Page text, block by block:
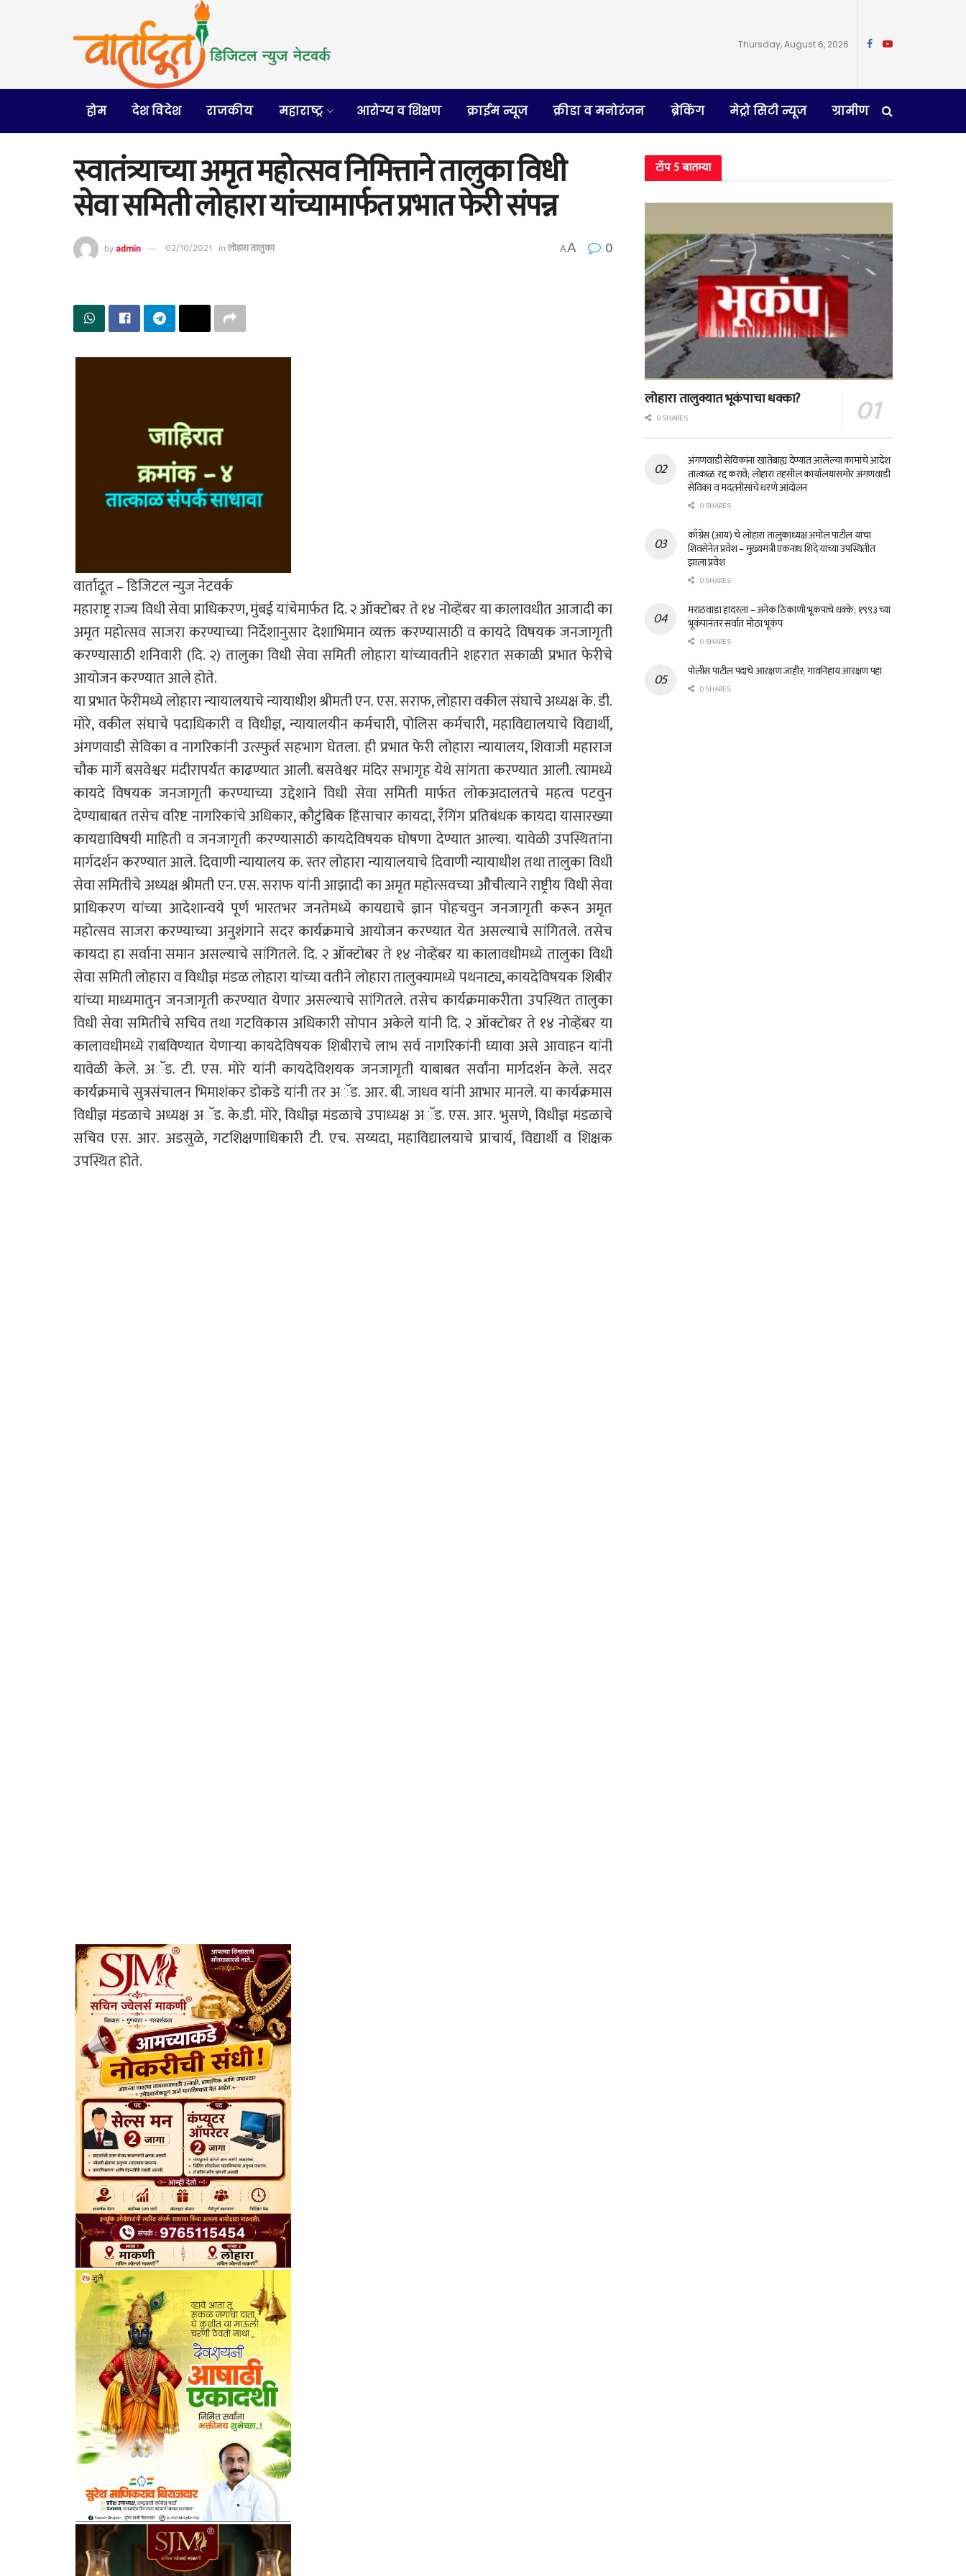
Thursday, August 6, 2026
होम देश विदेश राजकीय महाराष्ट्र आरोग्य व शिक्षण क्राईम न्यूज क्रीडा व मनोरंजन ब्रेकिंग मेट्रो सिटी न्यूज ग्रामीण
स्वातंत्र्याच्या अमृत महोत्सव निमित्ताने तालुका विधी
सेवा समिती लोहारा यांच्यामार्फत प्रभात फेरी संपन्न
byadmin 02/10/2021 inलोहारा तालुका AA 0
वार्तादूत – डिजिटल न्युज नेटवर्क
महाराष्ट्र राज्य विधी सेवा प्राधिकरण, मुंबई यांचेमार्फत दि. २ ऑक्टोबर ते १४ नोव्हेंबर या कालावधीत आजादी का
अमृत महोत्सव साजरा करण्याच्या निर्देशानुसार देशाभिमान व्यक्त करण्यासाठी व कायदे विषयक जनजागृती
करण्यासाठी शनिवारी (दि. २) तालुका विधी सेवा समिती लोहारा यांच्यावतीने शहरात सकाळी प्रभात फेरीचे
आयोजन करण्यात आले होते.
या प्रभात फेरीमध्ये लोहारा न्यायालयाचे न्यायाधीश श्रीमती एन. एस. सराफ, लोहारा वकील संघाचे अध्यक्ष के. डी.
मोरे, वकील संघाचे पदाधिकारी व विधीज्ञ, न्यायालयीन कर्मचारी, पोलिस कर्मचारी, महाविद्यालयाचे विद्यार्थी,
अंगणवाडी सेविका व नागरिकांनी उत्स्फुर्त सहभाग घेतला. ही प्रभात फेरी लोहारा न्यायालय, शिवाजी महाराज
चौक मार्गे बसवेश्वर मंदीरापर्यंत काढण्यात आली. बसवेश्वर मंदिर सभागृह येथे सांगता करण्यात आली. त्यामध्ये
कायदे विषयक जनजागृती करण्याच्या उद्देशाने विधी सेवा समिती मार्फत लोकअदालतचे महत्व पटवुन
देण्याबाबत तसेच वरिष्ट नागरिकांचे अधिकार, कौटुंबिक हिंसाचार कायदा, रॅंगिंग प्रतिबंधक कायदा यासारख्या
कायद्याविषयी माहिती व जनजागृती करण्यासाठी कायदेविषयक घोषणा देण्यात आल्या. यावेळी उपस्थितांना
मार्गदर्शन करण्यात आले. दिवाणी न्यायालय क. स्तर लोहारा न्यायालयाचे दिवाणी न्यायाधीश तथा तालुका विधी
सेवा समितीचे अध्यक्ष श्रीमती एन. एस. सराफ यांनी आझादी का अमृत महोत्सवच्या औचीत्याने राष्ट्रीय विधी सेवा
प्राधिकरण यांच्या आदेशान्वये पूर्ण भारतभर जनतेमध्ये कायद्याचे ज्ञान पोहचवुन जनजागृती करून अमृत
महोत्सव साजरा करण्याच्या अनुशंगाने सदर कार्यक्रमाचे आयोजन करण्यात येत असल्याचे सांगितले. तसेच
कायदा हा सर्वाना समान असल्याचे सांगितले. दि. २ ऑक्टोबर ते १४ नोव्हेंबर या कालावधीमध्ये तालुका विधी
सेवा समिती लोहारा व विधीज्ञ मंडळ लोहारा यांच्या वतीने लोहारा तालुक्यामध्ये पथनाट्य, कायदेविषयक शिबीर
यांच्या माध्यमातुन जनजागृती करण्यात येणार असल्याचे सांगितले. तसेच कार्यक्रमाकरीता उपस्थित तालुका
विधी सेवा समितीचे सचिव तथा गटविकास अधिकारी सोपान अकेले यांनी दि. २ ऑक्टोबर ते १४ नोव्हेंबर या
कालावधीमध्ये राबविण्यात येणाऱ्या कायदेविषयक शिबीराचे लाभ सर्व नागरिकांनी घ्यावा असे आवाहन यांनी
यावेळी केले. अॅड. टी. एस. मोरे यांनी कायदेविशयक जनजागृती याबाबत सर्वांना मार्गदर्शन केले. सदर
कार्यक्रमाचे सुत्रसंचालन भिमाशंकर डोकडे यांनी तर अॅड. आर. बी. जाधव यांनी आभार मानले. या कार्यक्रमास
विधीज्ञ मंडळाचे अध्यक्ष अॅड. के.डी. मोरे, विधीज्ञ मंडळाचे उपाध्यक्ष अॅड. एस. आर. भुसणे, विधीज्ञ मंडळाचे
सचिव एस. आर. अडसुळे, गटशिक्षणाधिकारी टी. एच. सय्यदा, महाविद्यालयाचे प्राचार्य, विद्यार्थी व शिक्षक
उपस्थित होते.
टॉप 5 बातम्या
लोहारा तालुक्यात भूकंपाचा धक्का?
0 SHARES
अंगणवाडी सेविकांना खातेबाह्य देण्यात आलेल्या कामांचे आदेश
तात्काळ रद्द करावे; लोहारा तहसील कार्यालयासमोर अंगणवाडी
सेविका व मदतनीसांचे धरणे आंदोलन
0 SHARES
काँग्रेस (आय) चे लोहारा तालुकाध्यक्ष अमोल पाटील यांचा
शिवसेनेत प्रवेश – मुख्यमंत्री एकनाथ शिंदे यांच्या उपस्थितीत
झाला प्रवेश
0 SHARES
मराठवाडा हादरला – अनेक ठिकाणी भूकंपाचे धक्के; १९९३ च्या
भूकंपानंतर सर्वात मोठा भूकंप
0 SHARES
पोलीस पाटील पदाचे आरक्षण जाहीर; गावनिहाय आरक्षण पहा
0 SHARES